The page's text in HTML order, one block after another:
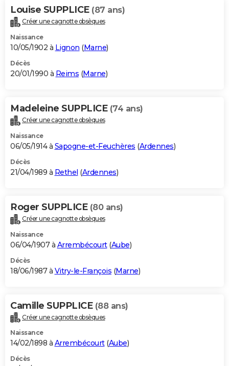
Louise SUPPLICE (87 ans)
Créer une cagnotte obsèques
Naissance
10/05/1902 à Lignon (Marne)
Décès
20/01/1990 à Reims (Marne)
Madeleine SUPPLICE (74 ans)
Créer une cagnotte obsèques
Naissance
06/05/1914 à Sapogne-et-Feuchères (Ardennes)
Décès
21/04/1989 à Rethel (Ardennes)
Roger SUPPLICE (80 ans)
Créer une cagnotte obsèques
Naissance
06/04/1907 à Arrembécourt(Aube)
Décès
18/06/1987 à Vitry-le-François (Marne)
Camille SUPPLICE (88 ans)
Créer une cagnotte obsèques
Naissance
14/02/1898 à Arrembécourt(Aube)
Décès